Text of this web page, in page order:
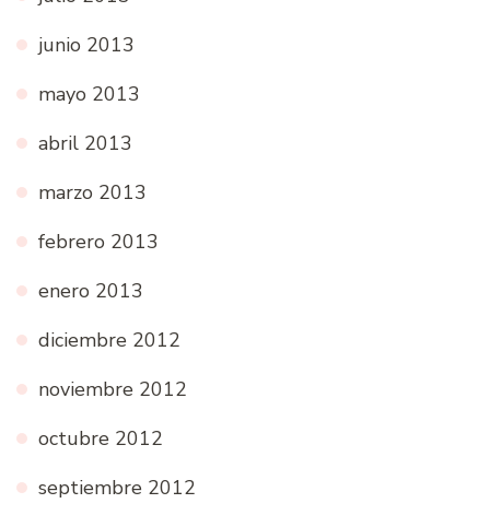
junio 2013
mayo 2013
abril 2013
marzo 2013
febrero 2013
enero 2013
diciembre 2012
noviembre 2012
octubre 2012
septiembre 2012